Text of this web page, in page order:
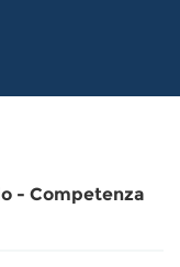
- Competenza